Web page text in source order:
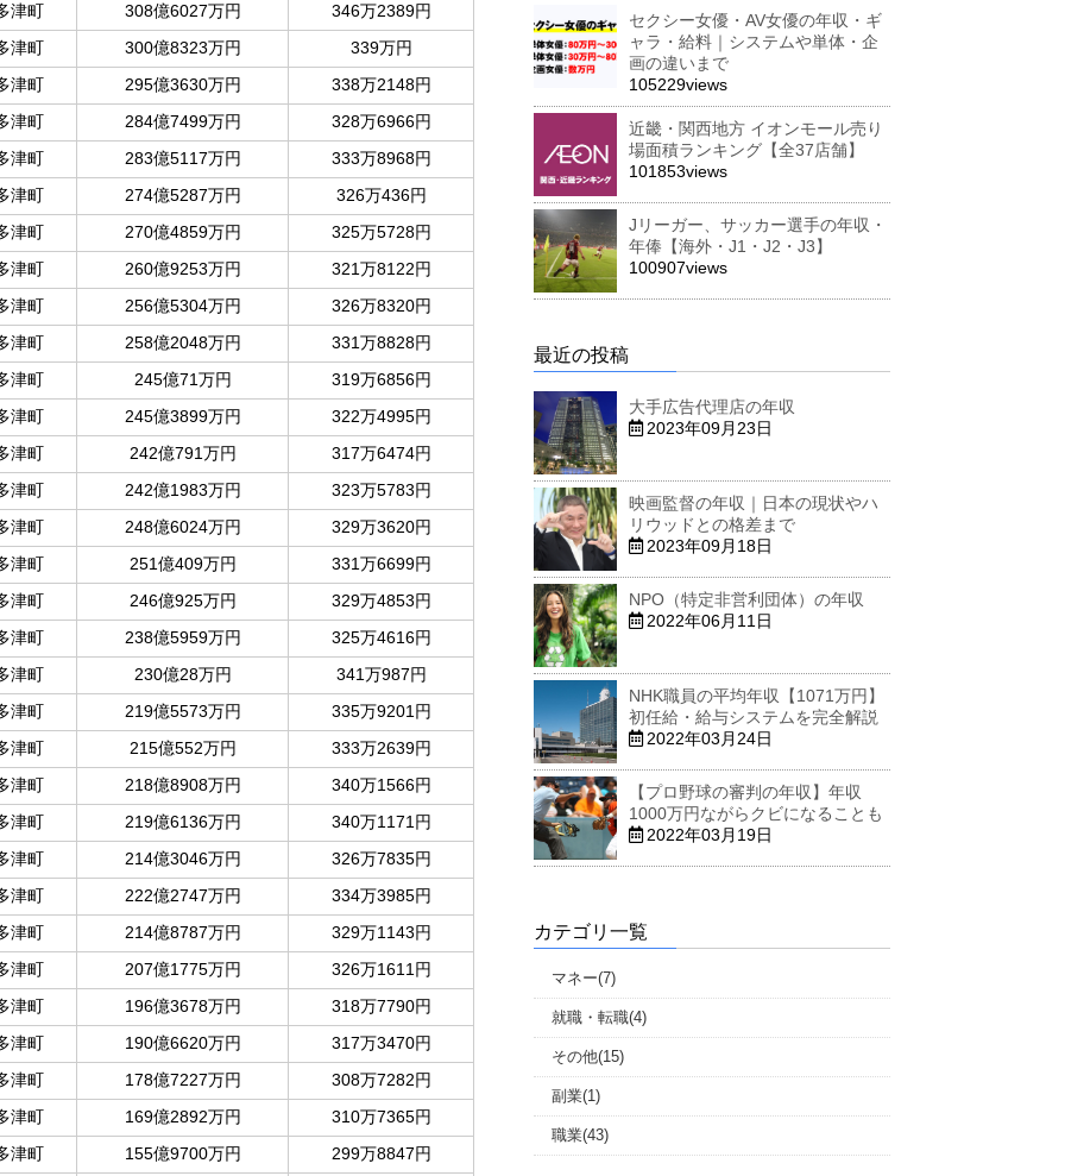
津町 308億6027万円
346万2389円
津町 300億8323万円
339万円
津町 295億3630万円
338万2148円
津町 284億7499万円
328万6966円
津町 283億5117万円
333万8968円
津町 274億5287万円
326万436円
津町 270億4859万円
325万5728円
津町 260億9253万円
321万8122円
津町 256億5304万円
326万8320円
津町 258億2048万円
331万8828円
津町 245億71万円
319万6856円
津町 245億3899万円
322万4995円
津町 242億791万円
317万6474円
津町 242億1983万円
323万5783円
津町 248億6024万円
329万3620円
津町 251億409万円
331万6699円
津町 246億925万円
329万4853円
津町 238億5959万円
325万4616円
津町 230億28万円
341万987円
津町 219億5573万円
335万9201円
津町 215億552万円
333万2639円
津町 218億8908万円
340万1566円
津町 219億6136万円
340万1171円
津町 214億3046万円
326万7835円
津町 222億2747万円
334万3985円
津町 214億8787万円
329万1143円
津町 207億1775万円
326万1611円
津町 196億3678万円
318万7790円
津町 190億6620万円
317万3470円
津町 178億7227万円
308万7282円
津町 169億2892万円
310万7365円
津町 155億9700万円 299万8847円
セクシー女優・AV女優の年収・ギ
ャラ・給料｜システムや単体・企
画の違いまで
105229views
近畿・関西地方 イオンモール売り
場面積ランキング【全37店舗】
101853views
Jリーガー、サッカー選手の年収・
年俸【海外・J1・J2・J3】
100907views
最近の投稿
大手広告代理店の年収
2023年09月23日
映画監督の年収｜日本の現状やハ
リウッドとの格差まで
2023年09月18日
NPO（特定非営利団体）の年収
2022年06月11日
NHK職員の平均年収【1071万円】
初任給・給与システムを完全解説
2022年03月24日
【プロ野球の審判の年収】年収
1000万円ながらクビになることも
2022年03月19日
カテゴリ一覧
マネー(7)
就職・転職(4)
その他(15)
副業(1)
職業(43)